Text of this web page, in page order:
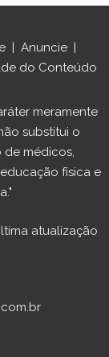
| Anuncie |
do Conteúdo
meramente
substitui o
médicos,
física e
atualização